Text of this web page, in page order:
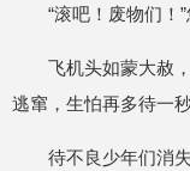
“滚吧！废物们！
飞机头如蒙大赦
逃窜，生怕再多待一
待不良少年们消